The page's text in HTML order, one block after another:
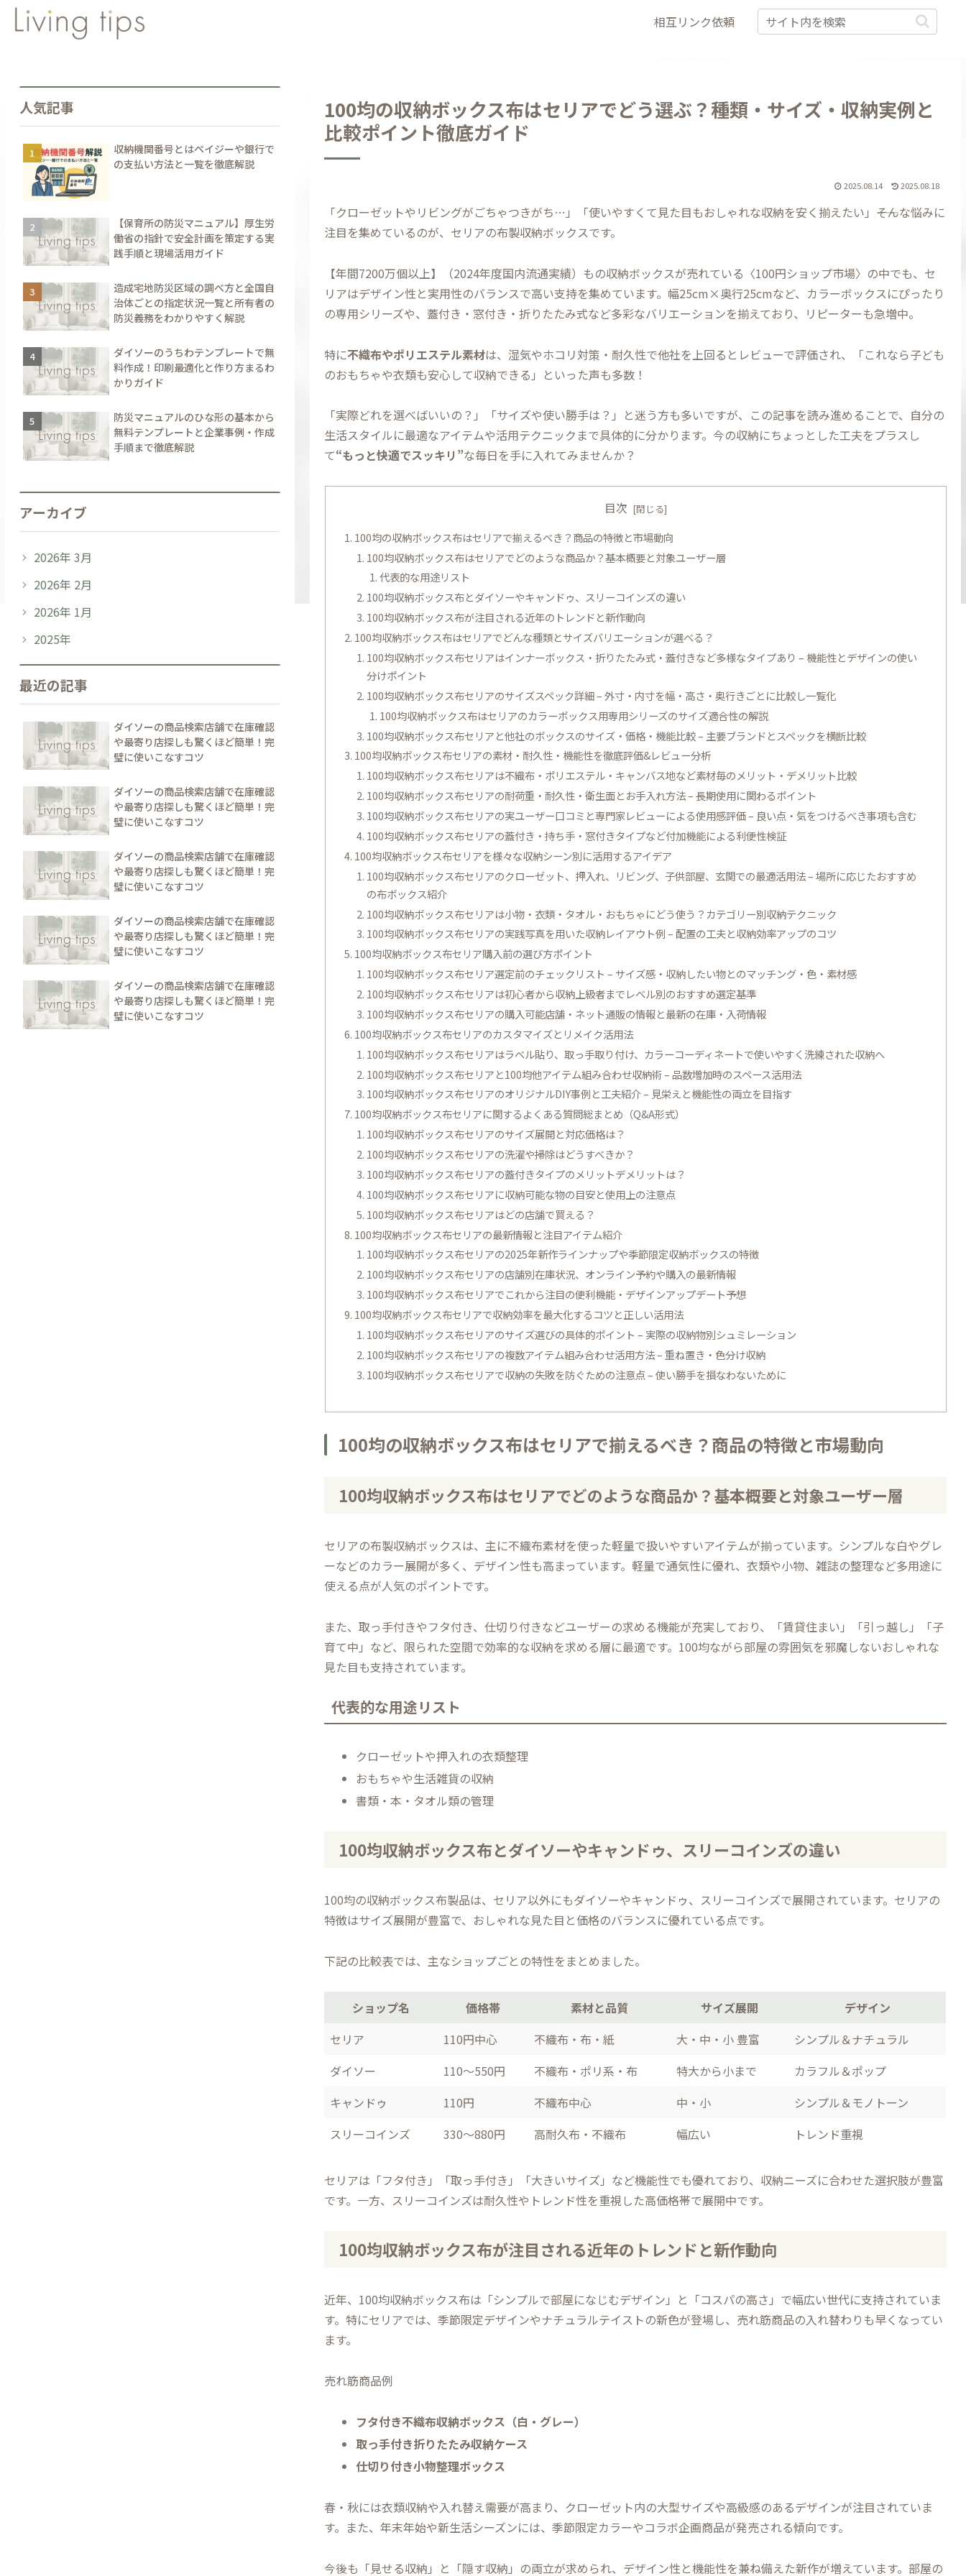
相互リンク依頼
100均の収納ボックス布はセリアでどう選ぶ？種類・サイズ・収納実例と
比較ポイント徹底ガイド
2025.08.14 2025.08.18
「クローゼットやリビングがごちゃつきがち…」「使いやすくて見た目もおしゃれな収納を安く揃えたい」――そんな悩みに
注目を集めているのが、セリアの布製収納ボックスです。
【年間7200万個以上】（2024年度国内流通実績）もの収納ボックスが売れている〈100円ショップ市場〉の中でも、セ
リアはデザイン性と実用性のバランスで高い支持を集めています。幅25cm×奥行25cmなど、カラーボックスにぴったり
の専用シリーズや、蓋付き・窓付き・折りたたみ式など多彩なバリエーションを揃えており、リピーターも急増中。
特に不織布やポリエステル素材は、湿気やホコリ対策・耐久性で他社を上回るとレビューで評価され、「これなら子ども
のおもちゃや衣類も安心して収納できる」といった声も多数！
「実際どれを選べばいいの？」「サイズや使い勝手は？」と迷う方も多いですが、この記事を読み進めることで、自分の
生活スタイルに最適なアイテムや活用テクニックまで具体的に分かります。今の収納にちょっとした工夫をプラスし
て“もっと快適でスッキリ”な毎日を手に入れてみませんか？
目次
100均の収納ボックス布はセリアで揃えるべき？商品の特徴と市場動向
100均収納ボックス布はセリアでどのような商品か？基本概要と対象ユーザー層
代表的な用途リスト
100均収納ボックス布とダイソーやキャンドゥ、スリーコインズの違い
100均収納ボックス布が注目される近年のトレンドと新作動向
100均収納ボックス布はセリアでどんな種類とサイズバリエーションが選べる？
100均収納ボックス布セリアはインナーボックス・折りたたみ式・蓋付きなど多様なタイプあり – 機能性とデザインの使い
分けポイント
100均収納ボックス布セリアのサイズスペック詳細 – 外寸・内寸を幅・高さ・奥行きごとに比較し一覧化
100均収納ボックス布はセリアのカラーボックス用専用シリーズのサイズ適合性の解説
100均収納ボックス布セリアと他社のボックスのサイズ・価格・機能比較 – 主要ブランドとスペックを横断比較
100均収納ボックス布セリアの素材・耐久性・機能性を徹底評価&レビュー分析
100均収納ボックス布セリアは不織布・ポリエステル・キャンバス地など素材毎のメリット・デメリット比較
100均収納ボックス布セリアの耐荷重・耐久性・衛生面とお手入れ方法 – 長期使用に関わるポイント
100均収納ボックス布セリアの実ユーザー口コミと専門家レビューによる使用感評価 – 良い点・気をつけるべき事項も含む
100均収納ボックス布セリアの蓋付き・持ち手・窓付きタイプなど付加機能による利便性検証
100均収納ボックス布セリアを様々な収納シーン別に活用するアイデア
100均収納ボックス布セリアのクローゼット、押入れ、リビング、子供部屋、玄関での最適活用法 – 場所に応じたおすすめ
の布ボックス紹介
100均収納ボックス布セリアは小物・衣類・タオル・おもちゃにどう使う？カテゴリー別収納テクニック
100均収納ボックス布セリアの実践写真を用いた収納レイアウト例 – 配置の工夫と収納効率アップのコツ
100均収納ボックス布セリア購入前の選び方ポイント
100均収納ボックス布セリア選定前のチェックリスト – サイズ感・収納したい物とのマッチング・色・素材感
100均収納ボックス布セリアは初心者から収納上級者までレベル別のおすすめ選定基準
100均収納ボックス布セリアの購入可能店舗・ネット通販の情報と最新の在庫・入荷情報
100均収納ボックス布セリアのカスタマイズとリメイク活用法
100均収納ボックス布セリアはラベル貼り、取っ手取り付け、カラーコーディネートで使いやすく洗練された収納へ
100均収納ボックス布セリアと100均他アイテム組み合わせ収納術 – 品数増加時のスペース活用法
100均収納ボックス布セリアのオリジナルDIY事例と工夫紹介 – 見栄えと機能性の両立を目指す
100均収納ボックス布セリアに関するよくある質問総まとめ（Q&A形式）
100均収納ボックス布セリアのサイズ展開と対応価格は？
100均収納ボックス布セリアの洗濯や掃除はどうすべきか？
100均収納ボックス布セリアの蓋付きタイプのメリットデメリットは？
100均収納ボックス布セリアに収納可能な物の目安と使用上の注意点
100均収納ボックス布セリアはどの店舗で買える？
100均収納ボックス布セリアの最新情報と注目アイテム紹介
100均収納ボックス布セリアの2025年新作ラインナップや季節限定収納ボックスの特徴
100均収納ボックス布セリアの店舗別在庫状況、オンライン予約や購入の最新情報
100均収納ボックス布セリアでこれから注目の便利機能・デザインアップデート予想
100均収納ボックス布セリアで収納効率を最大化するコツと正しい活用法
100均収納ボックス布セリアのサイズ選びの具体的ポイント – 実際の収納物別シュミレーション
100均収納ボックス布セリアの複数アイテム組み合わせ活用方法 – 重ね置き・色分け収納
100均収納ボックス布セリアで収納の失敗を防ぐための注意点 – 使い勝手を損なわないために
100均の収納ボックス布はセリアで揃えるべき？商品の特徴と市場動向
100均収納ボックス布はセリアでどのような商品か？基本概要と対象ユーザー層
セリアの布製収納ボックスは、主に不織布素材を使った軽量で扱いやすいアイテムが揃っています。シンプルな白やグレ
ーなどのカラー展開が多く、デザイン性も高まっています。軽量で通気性に優れ、衣類や小物、雑誌の整理など多用途に
使える点が人気のポイントです。
また、取っ手付きやフタ付き、仕切り付きなどユーザーの求める機能が充実しており、「賃貸住まい」「引っ越し」「子
育て中」など、限られた空間で効率的な収納を求める層に最適です。100均ながら部屋の雰囲気を邪魔しないおしゃれな
見た目も支持されています。
代表的な用途リスト
クローゼットや押入れの衣類整理
おもちゃや生活雑貨の収納
書類・本・タオル類の管理
100均収納ボックス布とダイソーやキャンドゥ、スリーコインズの違い
100均の収納ボックス布製品は、セリア以外にもダイソーやキャンドゥ、スリーコインズで展開されています。セリアの
特徴はサイズ展開が豊富で、おしゃれな見た目と価格のバランスに優れている点です。
下記の比較表では、主なショップごとの特性をまとめました。
ショップ名 価格帯 素材と品質 サイズ展開
デザイン
セリア
110円中心 不織布・布・紙 大・中・小 豊富
シンプル＆ナチュラル
ダイソー
110～550円 不織布・ポリ系・布 特大から小まで
カラフル＆ポップ
キャンドゥ
110円 不織布中心 中・小
シンプル＆モノトーン
スリーコインズ
330～880円 高耐久布・不織布 幅広い トレンド重視
セリアは「フタ付き」「取っ手付き」「大きいサイズ」など機能性でも優れており、収納ニーズに合わせた選択肢が豊富
です。一方、スリーコインズは耐久性やトレンド性を重視した高価格帯で展開中です。
100均収納ボックス布が注目される近年のトレンドと新作動向
近年、100均収納ボックス布は「シンプルで部屋になじむデザイン」と「コスパの高さ」で幅広い世代に支持されていま
す。特にセリアでは、季節限定デザインやナチュラルテイストの新色が登場し、売れ筋商品の入れ替わりも早くなってい
ます。
売れ筋商品例
フタ付き不織布収納ボックス（白・グレー）
取っ手付き折りたたみ収納ケース
仕切り付き小物整理ボックス
春・秋には衣類収納や入れ替え需要が高まり、クローゼット内の大型サイズや高級感のあるデザインが注目されていま
す。また、年末年始や新生活シーズンには、季節限定カラーやコラボ企画商品が発売される傾向です。
今後も「見せる収納」と「隠す収納」の両立が求められ、デザイン性と機能性を兼ね備えた新作が増えています。部屋の
人気記事
収納機関番号とはペイジーや銀行で
の支払い方法と一覧を徹底解説
【保育所の防災マニュアル】厚生労
働省の指針で安全計画を策定する実
践手順と現場活用ガイド
造成宅地防災区域の調べ方と全国自
治体ごとの指定状況一覧と所有者の
防災義務をわかりやすく解説
ダイソーのうちわテンプレートで無
料作成！印刷最適化と作り方まるわ
かりガイド
防災マニュアルのひな形の基本から
無料テンプレートと企業事例・作成
手順まで徹底解説
アーカイブ
2026年 3月
2026年 2月
2026年 1月
2025年
最近の記事
ダイソーの商品検索店舗で在庫確認
や最寄り店探しも驚くほど簡単！完
璧に使いこなすコツ
ダイソーの商品検索店舗で在庫確認
や最寄り店探しも驚くほど簡単！完
璧に使いこなすコツ
ダイソーの商品検索店舗で在庫確認
や最寄り店探しも驚くほど簡単！完
璧に使いこなすコツ
ダイソーの商品検索店舗で在庫確認
や最寄り店探しも驚くほど簡単！完
璧に使いこなすコツ
ダイソーの商品検索店舗で在庫確認
や最寄り店探しも驚くほど簡単！完
璧に使いこなすコツ